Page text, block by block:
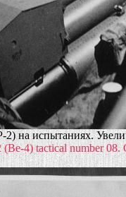
на испытаниях.
4) tactical number 08.